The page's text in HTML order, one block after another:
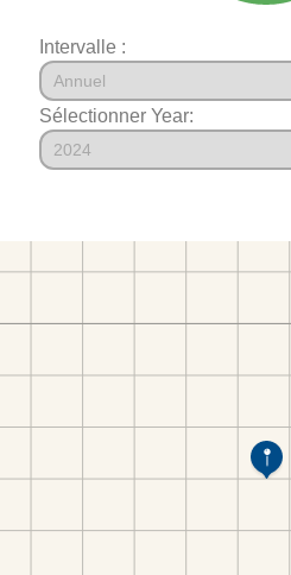
Intervalle :
Sélectionner Year: